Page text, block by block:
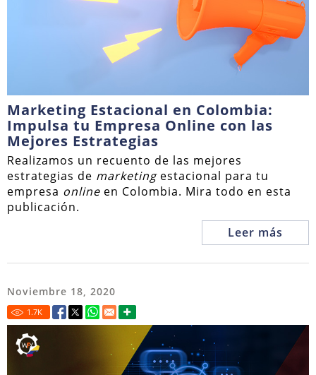
Marketing Estacional en Colombia:
Impulsa tu Empresa Online con las
Mejores Estrategias
Realizamos un recuento de las mejores
estrategias de marketingestacional para tu
empresa online en Colombia. Mira todo en esta
publicación.
Leer más
Noviembre 18, 2020
1.7K